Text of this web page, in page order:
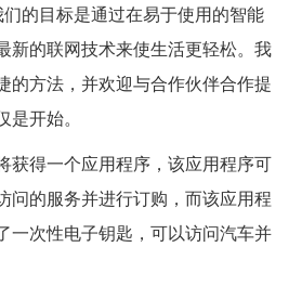
的目标是通过在易于使用的智能
新的联网技术来使生活更轻松。我
的方法，并欢迎与合作伙伴合作提
开始。
获得一个应用程序，该应用程序可
问的服务并进行订购，而该应用程
一次性电子钥匙，可以访问汽车并